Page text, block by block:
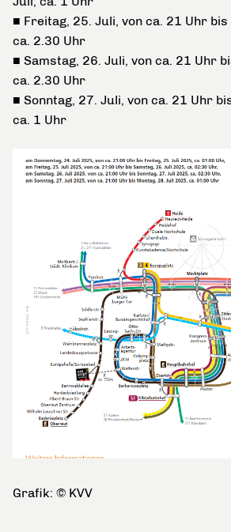
■ Freitag, 25. Juli, von ca. 21 Uhr
ca. 2.30 Uhr
■ Samstag, 26. Juli, von ca. 21 Uhr
ca. 2.30 Uhr
■ Sonntag, 27. Juli, von ca. 21 Uhr
ca. 1 Uhr
Grafik: © KVV